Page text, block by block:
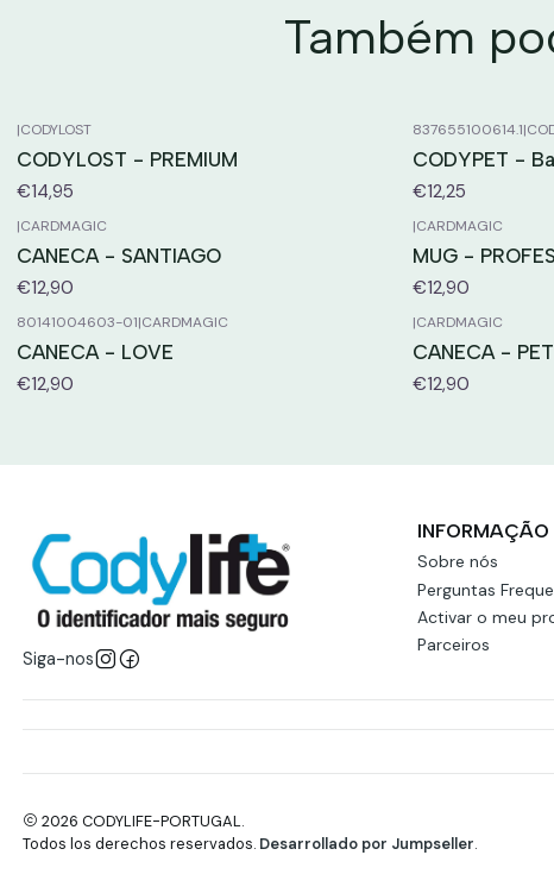
Também
|CODYLOST
CODYLOST - PREMIUM
€14,95
837655100614.1|
CODYPET -
€12,25
|CARDMAGIC
CANECA - SANTIAGO
€12,90
|CARDMAGIC
MUG -
€12,90
80141004603-01|CARDMAGIC
CANECA - LOVE
€12,90
|CARDMAGIC
CANECA -
€12,90
Siga-nos
INFORMAÇÃO
Sobre nós
Perguntas
Activar o meu
Parceiros
2026 CODYLIFE-PORTUGAL.
Todos los derechos reservados. Desarrollado por Jumpseller.